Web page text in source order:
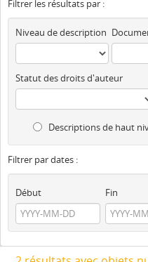
Filtrer les résultats par :
Niveau de description
Statut des droits d'auteur
Descriptions de haut
Filtrer par dates :
Début Fin